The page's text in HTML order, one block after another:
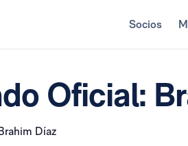
Socios
Oficial: